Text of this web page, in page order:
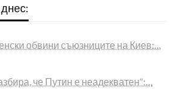
обвини съюзниците на Киев:…
че Путин е неадекватен“:…